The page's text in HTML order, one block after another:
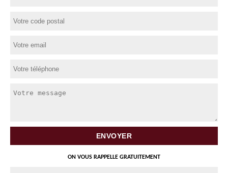
ON VOUS RAPPELLE GRATUITEMENT